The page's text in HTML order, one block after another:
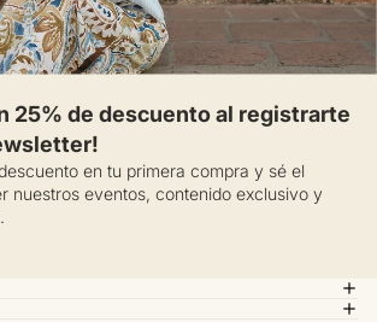
25% de descuento al registrarte
en tu primera compra y sé el
nuestros eventos, contenido exclusivo y